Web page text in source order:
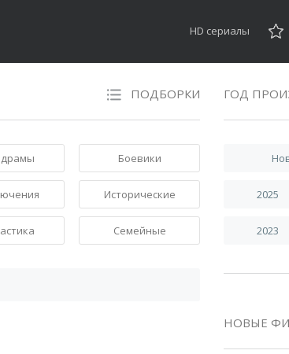
HD сериалы
ПОДБОРКИ
Боевики
Исторические
Семейные
ГОД
2025
2023
НОВЫЕ